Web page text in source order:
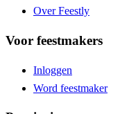
Over Feestly
Voor feestmakers
Inloggen
Word feestmaker